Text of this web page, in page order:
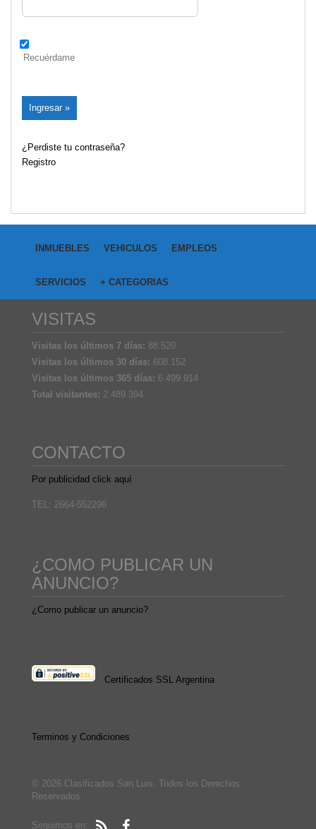
Recuérdame
¿Perdiste tu contraseña?
Registro
INMUEBLES VEHICULOS EMPLEOS
SERVICIOS + CATEGORIAS
VISITAS
Visitas los últimos 7 días: 88.520
Visitas los últimos 30 días: 608.152
Visitas los últimos 365 días: 6.499.914
Total visitantes: 2.489.394
CONTACTO
Por publicidad click aquí
TEL: 2664-552296
¿COMO PUBLICAR UN
ANUNCIO?
¿Como publicar un anuncio?
Certificados SSL Argentina
Terminos y Condiciones
© 2026 Clasificados San Luis. Todos los Derechos
Reservados
Seguimos en: